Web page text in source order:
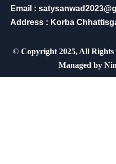
Email :
Address : Korba
© Copyright 2025, All
Managed by